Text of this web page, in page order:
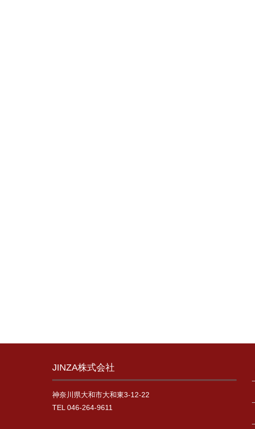
JINZA株式会社
神奈川県大和市大和東3-12-22
TEL 046-264-9611